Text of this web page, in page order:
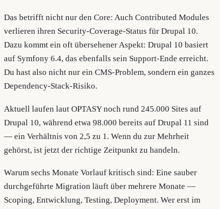
Das betrifft nicht nur den Core: Auch Contributed Modules
verlieren ihren Security-Coverage-Status für Drupal 10.
Dazu kommt ein oft übersehener Aspekt: Drupal 10 basiert
auf Symfony 6.4, das ebenfalls sein Support-Ende erreicht.
Du hast also nicht nur ein CMS-Problem, sondern ein ganzes
Dependency-Stack-Risiko.
Aktuell laufen laut OPTASY noch rund 245.000 Sites auf
Drupal 10, während etwa 98.000 bereits auf Drupal 11 sind
— ein Verhältnis von 2,5 zu 1. Wenn du zur Mehrheit
gehörst, ist jetzt der richtige Zeitpunkt zu handeln.
Warum sechs Monate Vorlauf kritisch sind: Eine sauber
durchgeführte Migration läuft über mehrere Monate —
Scoping, Entwicklung, Testing, Deployment. Wer erst im